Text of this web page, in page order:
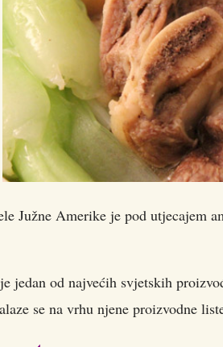
Južne Amerike je pod utjecajem
je jedan od najvećih svjetskih
se na vrhu njene proizvodne